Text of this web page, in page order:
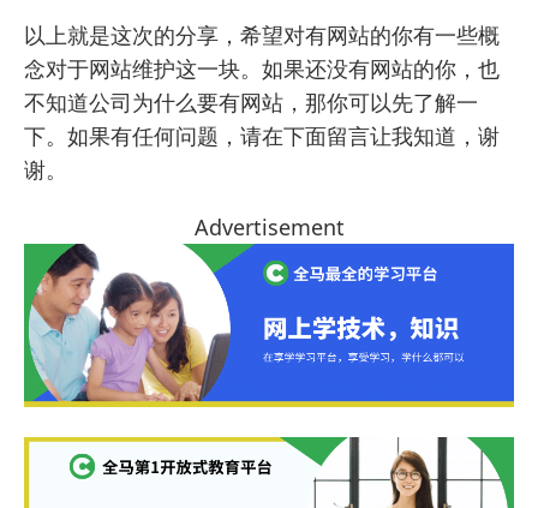
以上就是这次的分享，希望对有网站的你有一些概
念对于网站维护这一块。如果还没有网站的你，也
不知道公司为什么要有网站 ，那你可以先了解一
下。如果有任何问题，请在下面留言让我知道，谢
谢。
Advertisement